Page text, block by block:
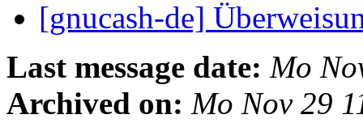
[gnucash-de]
Last message date: Mo
Archived on: Mo Nov 29